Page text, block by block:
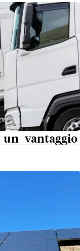
vantaggio